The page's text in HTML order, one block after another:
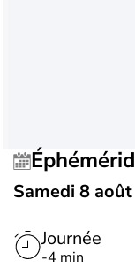
Samedi 8 août
Journée
-4 min